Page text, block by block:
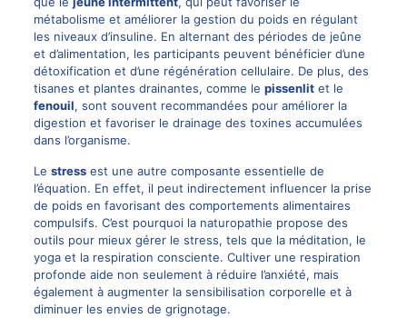
métabolisme et améliorer la gestion du poids en régulant
les niveaux d’insuline. En alternant des périodes de jeûne
et d’alimentation, les participants peuvent bénéficier d’une
détoxification et d’une régénération cellulaire. De plus, des
tisanes et plantes drainantes, comme le pissenlitet le
fenouil, sont souvent recommandées pour améliorer la
digestion et favoriser le drainage des toxines accumulées
dans l’organisme.
Le stressest une autre composante essentielle de
l’équation. En effet, il peut indirectement influencer la prise
de poids en favorisant des comportements alimentaires
compulsifs. C’est pourquoi la naturopathie propose des
outils pour mieux gérer le stress, tels que la méditation, le
yoga et la respiration consciente. Cultiver une respiration
profonde aide non seulement à réduire l’anxiété, mais
également à augmenter la sensibilisation corporelle et à
diminuer les envies de grignotage.